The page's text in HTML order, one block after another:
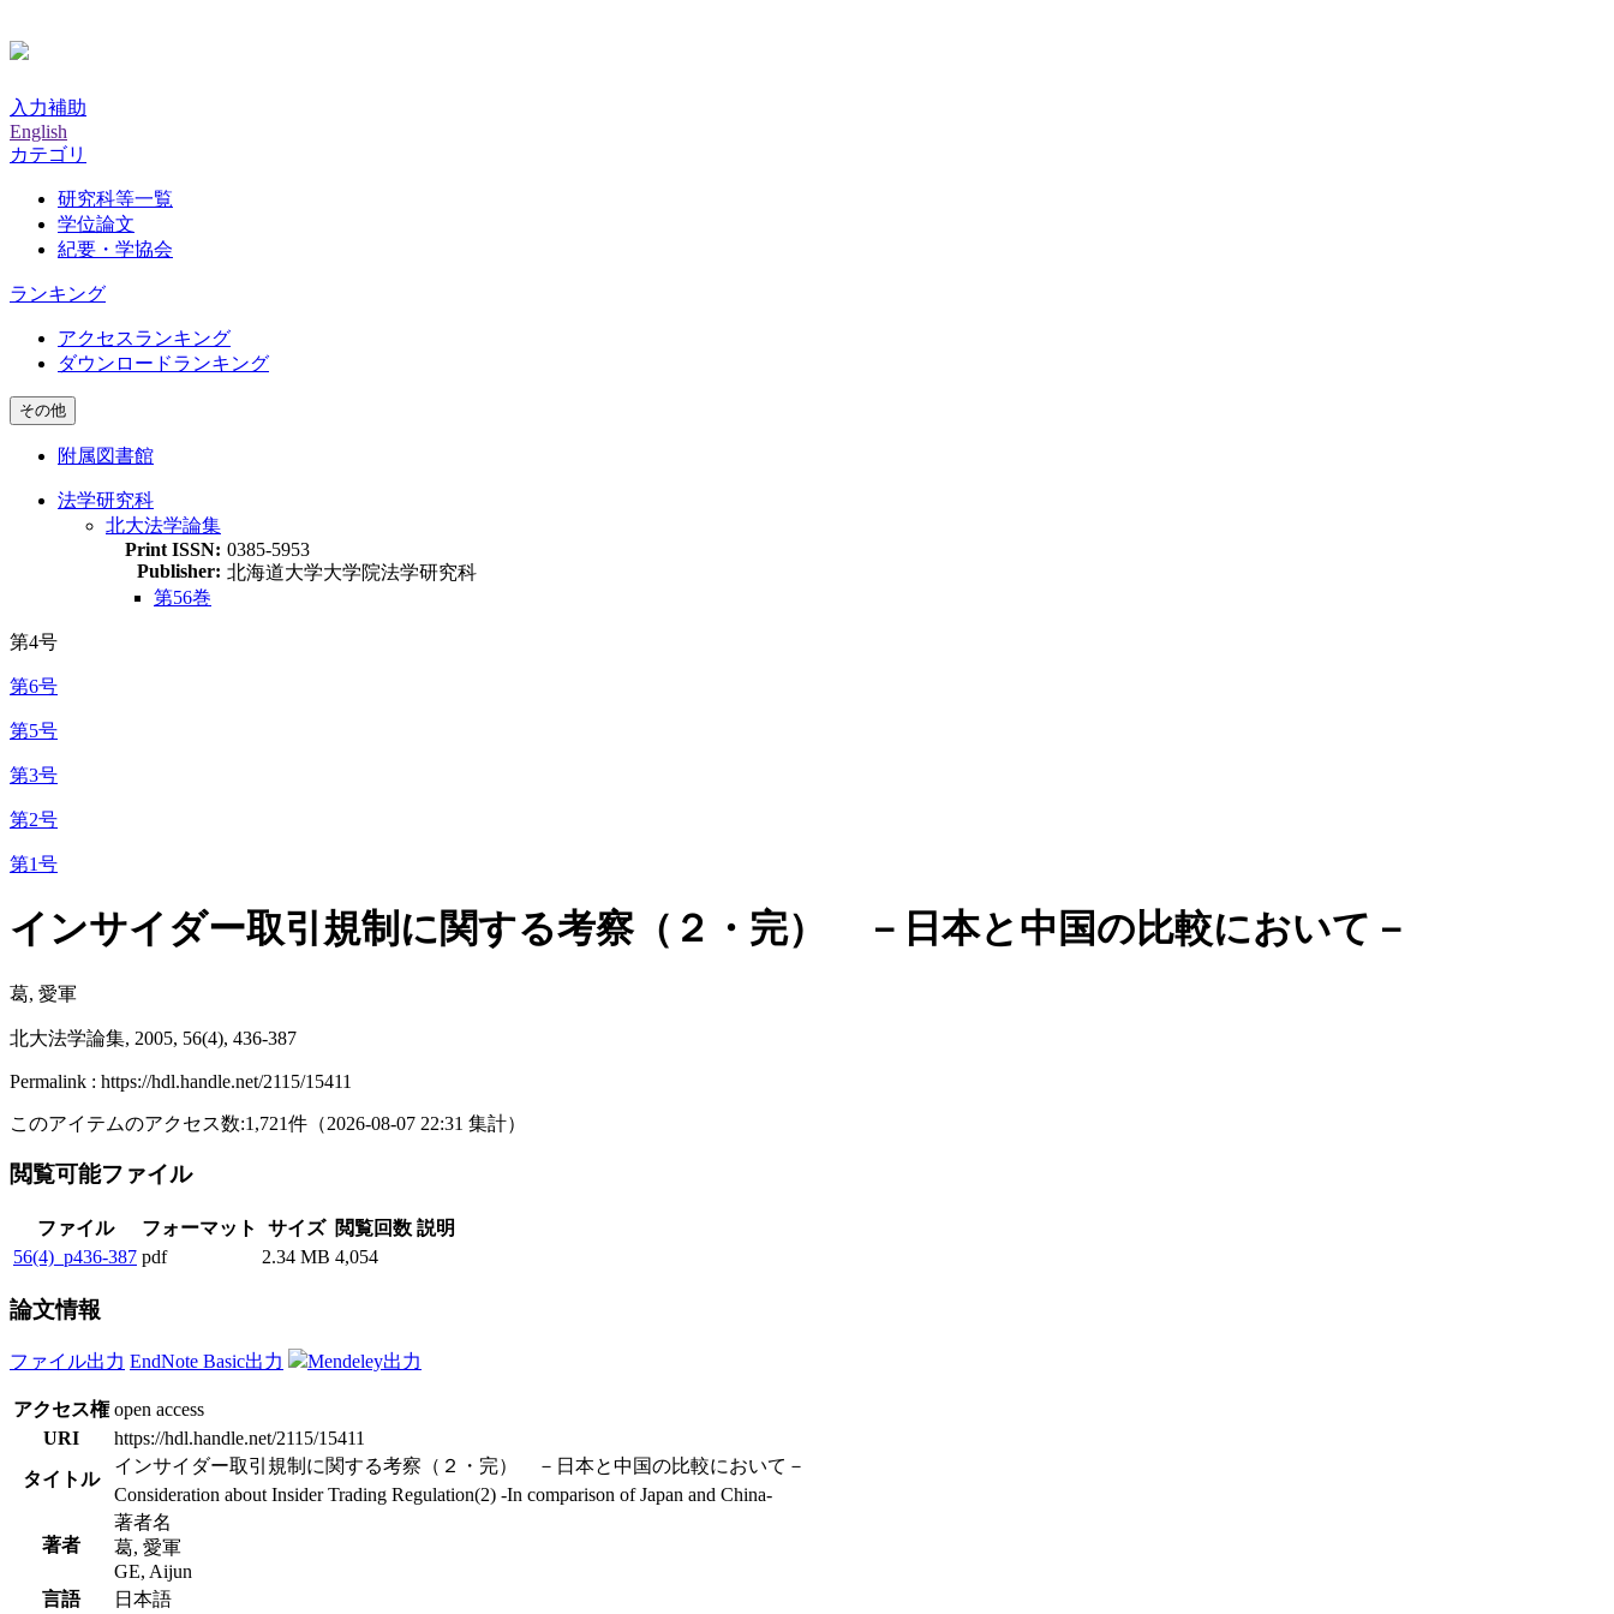
入力補助
English
カテゴリ
研究科等一覧
学位論文
紀要・学協会
ランキング
アクセスランキング
ダウンロードランキング
その他
附属図書館
法学研究科
北大法学論集
Print ISSN: 0385-5953
Publisher: 北海道大学大学院法学研究科
第56巻
第4号
第6号
第5号
第3号
第2号
第1号
インサイダー取引規制に関する考察（２・完） －日本と中国の比較において－
葛, 愛軍
北大法学論集, 2005, 56(4), 436-387
Permalink : https://hdl.handle.net/2115/15411
このアイテムのアクセス数:1,721件 （2026-08-07 22:31 集計）
閲覧可能ファイル
ファイル フォーマット サイズ 閲覧回数 説明
56(4)_p436-387 pdf 2.34 MB 4,054
論文情報
ファイル出力 EndNote Basic出力 Mendeley出力
アクセス権 open access
URI
https://hdl.handle.net/2115/15411
タイトル
インサイダー取引規制に関する考察（２・完） －日本と中国の比較において－
Consideration about Insider Trading Regulation(2) -In comparison of Japan and China-
著者
著者名
葛, 愛軍
GE, Aijun
言語
日本語